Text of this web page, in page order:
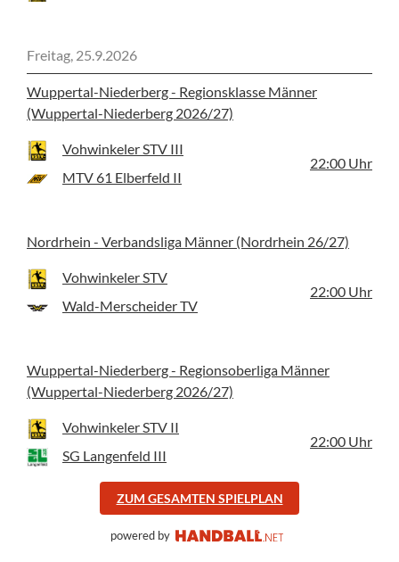
Freitag, 25.9.2026
Wuppertal-Niederberg - Regionsklasse Männer
(Wuppertal-Niederberg 2026/27)
Vohwinkeler STV III
MTV 61 Elberfeld II
22:00 Uhr
Nordrhein - Verbandsliga Männer (Nordrhein 26/27)
Vohwinkeler STV
Wald-Merscheider TV
22:00 Uhr
Wuppertal-Niederberg - Regionsoberliga Männer
(Wuppertal-Niederberg 2026/27)
Vohwinkeler STV II
SG Langenfeld III
22:00 Uhr
ZUM GESAMTEN SPIELPLAN
powered by